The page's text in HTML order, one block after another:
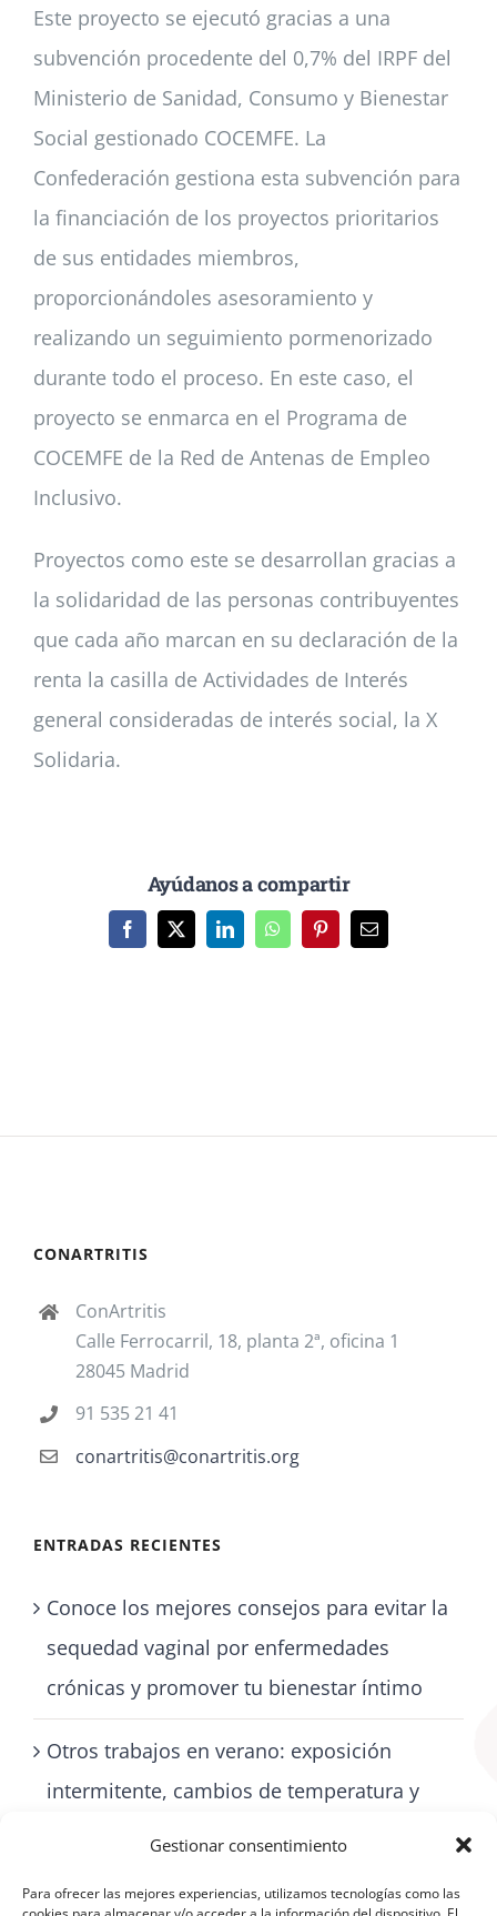
Gestionar consentimiento
Para ofrecer las mejores experiencias, utilizamos tecnologías como las
Este proyecto se ejecutó gracias a una
subvención procedente del 0,7% del IRPF del
Ministerio de Sanidad, Consumo y Bienestar
Social gestionado COCEMFE. La
Confederación gestiona esta subvención para
la financiación de los proyectos prioritarios
de sus entidades miembros,
proporcionándoles asesoramiento y
realizando un seguimiento pormenorizado
durante todo el proceso. En este caso, el
proyecto se enmarca en el Programa de
COCEMFE de la Red de Antenas de Empleo
Inclusivo.
Proyectos como este se desarrollan gracias a
la solidaridad de las personas contribuyentes
que cada año marcan en su declaración de la
renta la casilla de Actividades de Interés
general consideradas de interés social, la X
Solidaria.
Ayúdanos a compartir
Facebook
X LinkedInWhatsAppPinterestCorreo
CONARTRITIS
ConArtritis
Calle Ferrocarril, 18, planta 2ª, oficina 1
28045 Madrid
91 535 21 41
conartritis@conartritis.org
ENTRADAS RECIENTES
Conoce los mejores consejos para evitar la
sequedad vaginal por enfermedades
crónicas y promover tu bienestar íntimo
Otros trabajos en verano: exposición
intermitente, cambios de temperatura y